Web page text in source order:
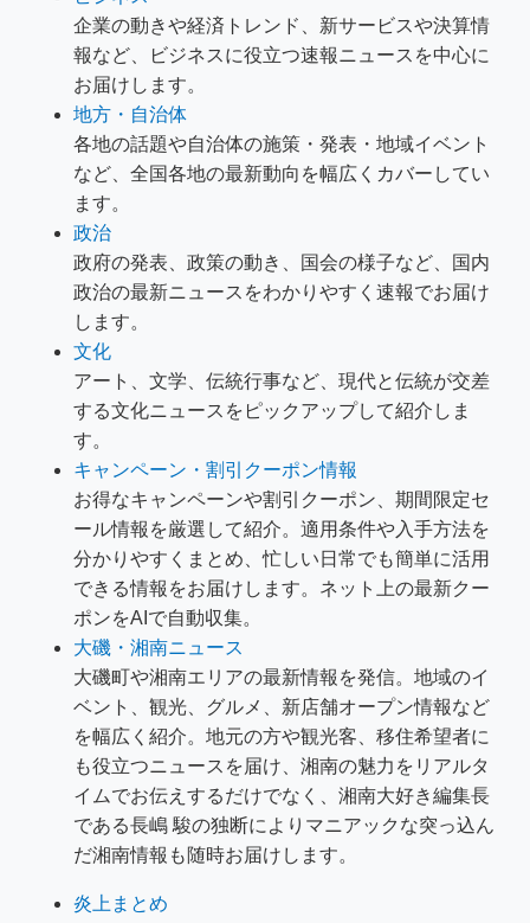
企業の動きや経済トレンド、新サービスや決算情
報など、ビジネスに役立つ速報ニュースを中心に
お届けします。
地方・自治体
各地の話題や自治体の施策・発表・地域イベント
など、全国各地の最新動向を幅広くカバーしてい
ます。
政治
政府の発表、政策の動き、国会の様子など、国内
政治の最新ニュースをわかりやすく速報でお届け
します。
文化
アート、文学、伝統行事など、現代と伝統が交差
する文化ニュースをピックアップして紹介しま
す。
キャンペーン・割引クーポン情報
お得なキャンペーンや割引クーポン、期間限定セ
ール情報を厳選して紹介。適用条件や入手方法を
分かりやすくまとめ、忙しい日常でも簡単に活用
できる情報をお届けします。ネット上の最新クー
ポンをAIで自動収集。
大磯・湘南ニュース
大磯町や湘南エリアの最新情報を発信。地域のイ
ベント、観光、グルメ、新店舗オープン情報など
を幅広く紹介。地元の方や観光客、移住希望者に
も役立つニュースを届け、湘南の魅力をリアルタ
イムでお伝えするだけでなく、湘南大好き編集長
である長嶋 駿の独断によりマニアックな突っ込ん
だ湘南情報も随時お届けします。
炎上まとめ